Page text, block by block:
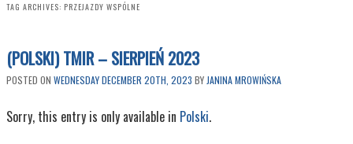
TAG ARCHIVES: PRZEJAZDY WSPÓLNE
(POLSKI) TMIR – SIERPIEŃ 2023
POSTED ON WEDNESDAY DECEMBER 20TH, 2023 BY JANINA MROWIŃSKA
Sorry, this entry is only available in Polski.